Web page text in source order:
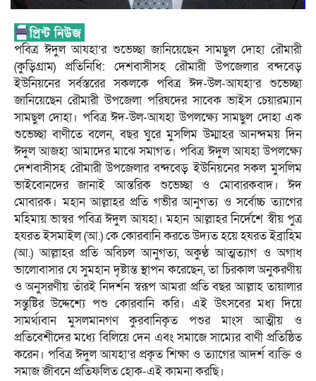
পবিত্র ঈদুল আযহা’র শুভেচ্ছা জানিয়েছেন সামছুল দোহা রৌমারী
(কুড়িগ্রাম) প্রতিনিধি: দেশবাসীসহ রৌমারী উপজেলার বন্দবেড়
ইউনিয়নের সর্বস্তরের সকলকে পবিত্র ঈদ-উল-আযহা’র শুভেচ্ছা
জানিয়েছেন রৌমারী উপজেলা পরিষদের সাবেক ভাইস চেয়ারম্যান
সামছুল দোহা। পবিত্র ঈদ-উল-আযহা উপলক্ষ্যে সামছুল দোহা এক
শুভেচ্ছা বাণীতে বলেন, বছর ঘুরে মুসলিম উম্মাহর আনন্দময় দিন
ঈদুল আজহা আমাদের মাঝে সমাগত। পবিত্র ঈদুল আযহা উপলক্ষ্যে
দেশবাসীসহ রৌমারী উপজেলার বন্দবেড় ইউনিয়নের সকল মুসলিম
ভাইবোনদের জানাই আন্তরিক শুভেচ্ছা ও মোবারকবাদ। ঈদ
মোবারক। মহান আল্লাহর প্রতি গভীর আনুগত্য ও সর্বোচ্চ ত্যাগের
মহিমায় ভাস্বর পবিত্র ঈদুল আযহা। মহান আল্লাহর নির্দেশে স্বীয় পুত্র
হযরত ইসমাইল (আ.) কে কোরবানি করতে উদ্যত হয়ে হযরত ইব্রাহিম
(আ.) আল্লাহর প্রতি অবিচল আনুগত্য, অকুণ্ঠ আত্মত্যাগ ও অগাধ
ভালোবাসার যে সুমহান দৃষ্টান্ত স্থাপন করেছেন, তা চিরকাল অনুকরণীয়
ও অনুসরণীয় তাঁরই নিদর্শন স্বরূপ আমরা প্রতি বছর আল্লাহ তায়ালার
সন্তুষ্টির উদ্দেশ্যে পশু কোরবানি করি। এই উৎসবের মধ্য দিয়ে
সামর্থ্যবান মুসলমানগণ কুরবানিকৃত পশুর মাংস আত্মীয় ও
প্রতিবেশীদের মধ্যে বিলিয়ে দেন এবং সমাজে সাম্যের বাণী প্রতিষ্ঠিত
করেন। পবিত্র ঈদুল আযহা’র প্রকৃত শিক্ষা ও ত্যাগের আদর্শ ব্যক্তি ও
সমাজ জীবনে প্রতিফলিত হোক-এই কামনা করছি।